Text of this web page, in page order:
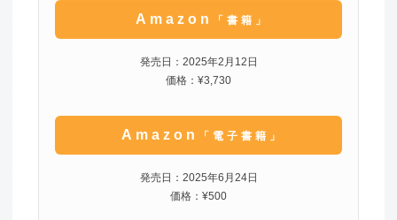
Amazon 「書籍」
発売日：2025年2月12日
価格：¥3,730
Amazon 「電子書籍」
発売日：2025年6月24日
価格：¥500